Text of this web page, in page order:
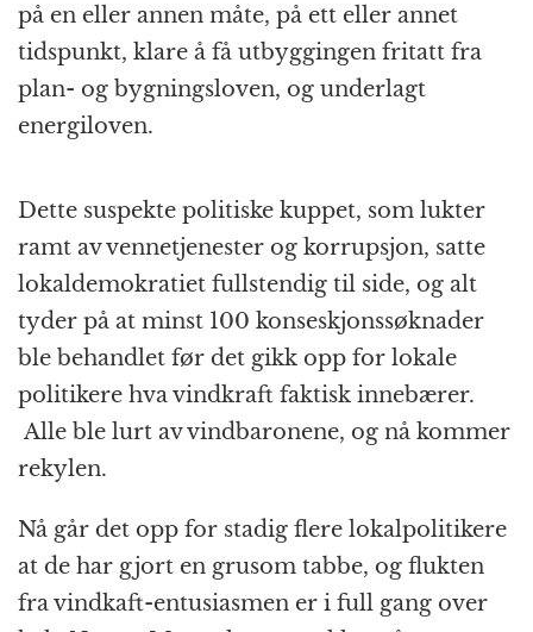
på en eller annen måte, på ett eller annet
tidspunkt, klare å få utbyggingen fritatt fra
plan- og bygningsloven, og underlagt
energiloven.
Dette suspekte politiske kuppet, som lukter
ramt av vennetjenester og korrupsjon, satte
lokaldemokratiet fullstendig til side, og alt
tyder på at minst 100 konseskjonssøknader
ble behandlet før det gikk opp for lokale
politikere hva vindkraft faktisk innebærer.
Alle ble lurt av vindbaronene, og nå kommer
rekylen.
Nå går det opp for stadig flere lokalpolitikere
at de har gjort en grusom tabbe, og flukten
fra vindkaft-entusiasmen er i full gang over